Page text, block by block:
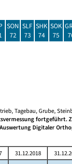
SON
72
SLF
73
SHK
74
SOK
75
Tagebau, Grube,
Digitaler
31.12.2018